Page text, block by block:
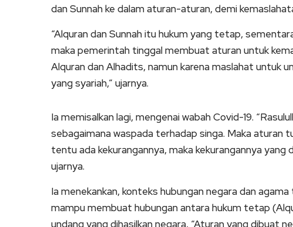
dan Sunnah ke dalam aturan-aturan, demi
“Alquran dan Sunnah itu hukum yang tetap,
maka pemerintah tinggal membuat aturan untuk
Alquran dan Alhadits, namun karena maslahat untuk
yang syariah,” ujarnya.
Ia memisalkan lagi, mengenai wabah Covid-19.
sebagaimana waspada terhadap singa. Maka aturan
tentu ada kekurangannya, maka kekurangannya yang
ujarnya.
Ia menekankan, konteks hubungan negara dan
mampu membuat hubungan antara hukum tetap
undang yang dihasilkan negara, “Aturan yang dibuat